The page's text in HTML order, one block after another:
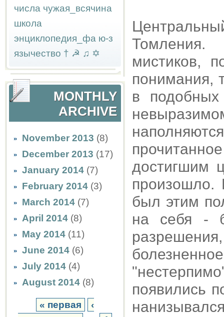
числа чужая_всячина
школа
энциклопедия_фа ю-з
язычество † ☭ ♫ ✡
MONTHLY
ARCHIVE
November 2013 (8)
December 2013 (17)
January 2014 (7)
February 2014 (3)
March 2014 (7)
April 2014 (8)
May 2014 (11)
June 2014 (6)
July 2014 (4)
August 2014 (8)
« первая
‹
мистиков,
понимания,
в подобных
достигшим
произошло.
был этим
на себя -
появились